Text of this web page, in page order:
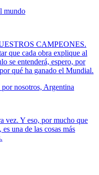
mundo
CAMPEONES.
que cada obra explique al
se entenderá, espero, por
qué ha ganado el Mundial.
nosotros, Argentina
vez. Y eso, por mucho que
una de las cosas más